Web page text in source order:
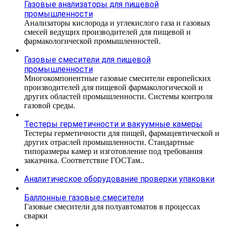
Газовые анализаторы для пищевой
промышленности
Анализаторы кислорода и углекислого газа и газовых
смесей ведущих производителей для пищевой и
фармакологической промышленностей.
Газовые смесители для пищевой
промышленности
Многокомпонентные газовые смесители европейских
производителей для пищевой фармакологической и
других областей промышленности. Системы контроля
газовой среды.
Тестеры герметичности и вакуумные камеры
Тестеры герметичности для пищей, фармацевтической и
других отраслей промышленности. Стандартные
типоразмеры камер и изготовление под требования
заказчика. Соответствие ГОСТам..
Аналитическое оборудование проверки упаковки
Баллонные газовые смесители
Газовые смесители для полуавтоматов в процессах
сварки